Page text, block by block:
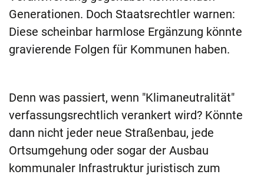
Generationen. Doch Staatsrechtler warnen:
Diese scheinbar harmlose Ergänzung könnte
gravierende Folgen für Kommunen haben.
Denn was passiert, wenn "Klimaneutralität"
verfassungsrechtlich verankert wird? Könnte
dann nicht jeder neue Straßenbau, jede
Ortsumgehung oder sogar der Ausbau
kommunaler Infrastruktur juristisch zum